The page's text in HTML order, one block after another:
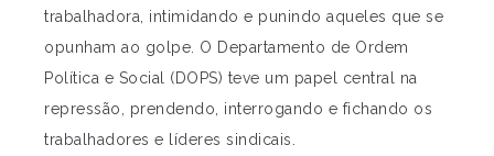
trabalhadora, intimidando e punindo aqueles que se
opunham ao golpe. O Departamento de Ordem
Política e Social (DOPS) teve um papel central na
repressão, prendendo, interrogando e fichando os
trabalhadores e líderes sindicais.